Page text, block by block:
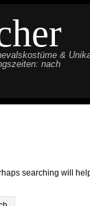
&
nach
searching will